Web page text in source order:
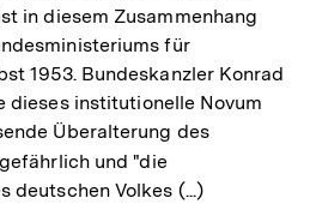
in diesem Zusammenhang
für
1953. Bundeskanzler Konrad
institutionelle Novum
Überalterung des
gefährlich und "die
deutschen Volkes (...)